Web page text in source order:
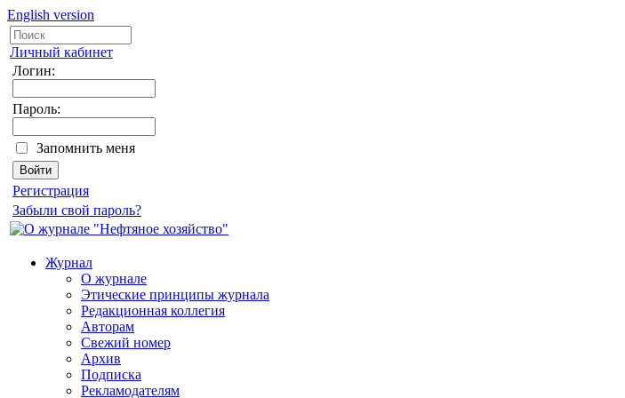
English version
Личный кабинет
Логин:
Пароль:
Запомнить меня
Регистрация
Забыли свой пароль?
Журнал
О журнале
Этические принципы журнала
Редакционная коллегия
Авторам
Свежий номер
Архив
Подписка
Рекламодателям